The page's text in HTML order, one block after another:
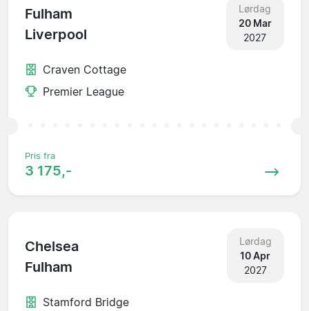
Fulham
Liverpool
Lørdag
20 Mar
2027
Craven Cottage
Premier League
Pris fra
3 175,-
Chelsea
Fulham
Lørdag
10 Apr
2027
Stamford Bridge